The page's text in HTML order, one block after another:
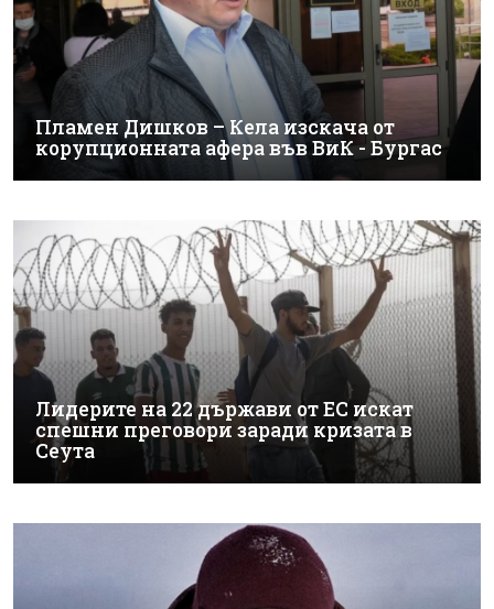
Пламен Дишков – Кела изскача от
корупционната афера във ВиК - Бургас
Лидерите на 22 държави от ЕС искат
спешни преговори заради кризата в
Сеута